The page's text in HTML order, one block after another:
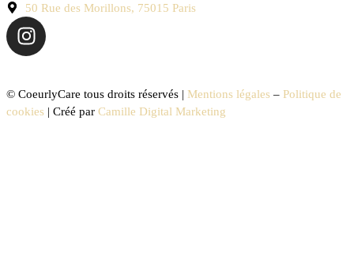
50 Rue des Morillons, 75015 Paris
© CoeurlyCare tous droits réservés | Mentions légales – Politique de
cookies | Créé par Camille Digital Marketing